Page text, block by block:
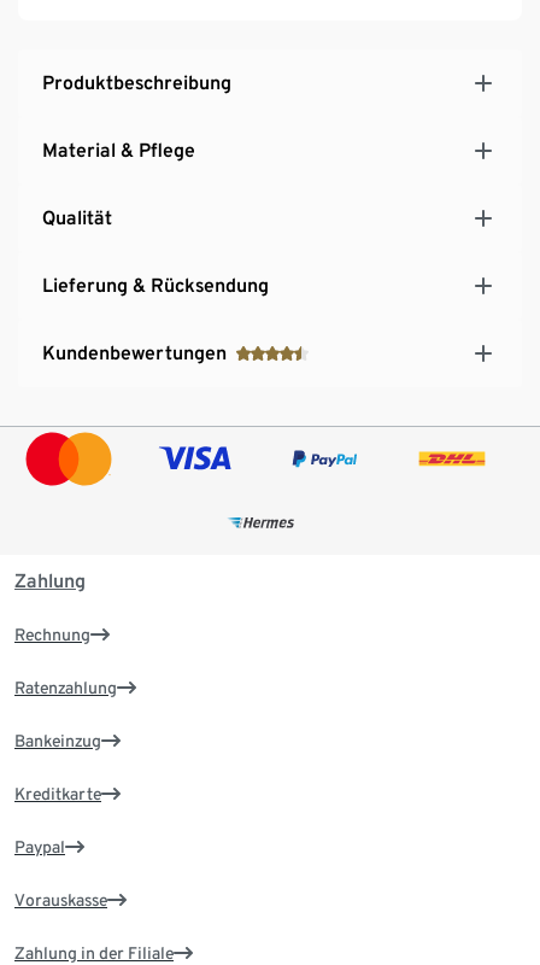
Produktbeschreibung
Material & Pflege
Qualität
Lieferung & Rücksendung
Kundenbewertungen
Zahlung
Rechnung
Ratenzahlung
Bankeinzug
Kreditkarte
Paypal
Vorauskasse
Zahlung in der Filiale